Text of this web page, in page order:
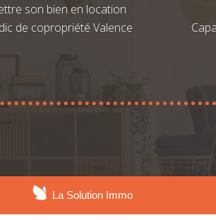
son bien en location
de copropriété Valence
La Solution Immo